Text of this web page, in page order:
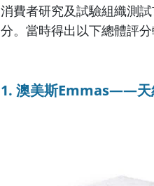
消費者研究及試驗組織測
分。當時得出以下總體評
1. 澳美斯Emmas——天